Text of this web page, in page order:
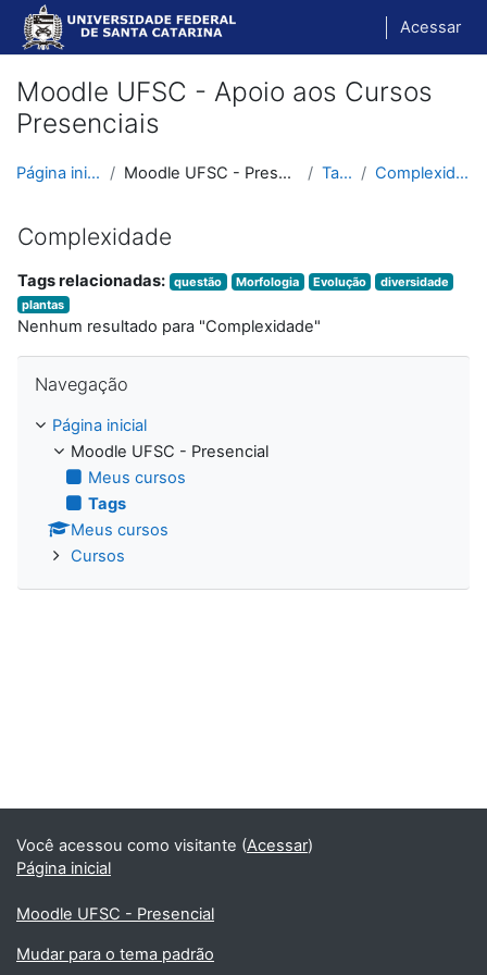
Ir para o conteúdo principal
Acessar
Moodle UFSC - Apoio aos Cursos
Presenciais
Página inicial Moodle UFSC - Presencial Tags Complexidade
Complexidade
Tags relacionadas: questão Morfologia Evolução
diversidade
plantas
Nenhum resultado para "Complexidade"
Navegação
Página inicial
Moodle UFSC - Presencial
Meus cursos
Tags
Meus cursos
Cursos
Você acessou como visitante (Acessar)
Página inicial
Moodle UFSC - Presencial
Mudar para o tema padrão